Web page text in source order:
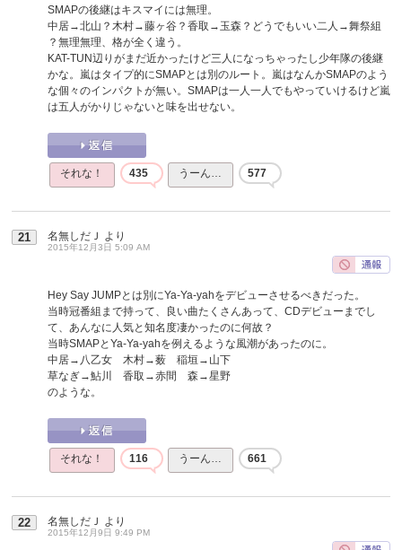
SMAPの後継はキスマイには無理。
中居→北山？木村→藤ヶ谷？香取→玉森？どうでもいい二人→舞祭組
？無理無理、格が全く違う。
KAT-TUN辺りがまだ近かったけど三人になっちゃったし少年隊の後継
かな。嵐はタイプ的にSMAPとは別のルート。嵐はなんかSMAPのよう
な個々のインパクトが無い。SMAPは一人一人でもやっていけるけど嵐
は五人がかりじゃないと味を出せない。
それな！ 435 うーん… 577
21 名無しだＪ より
2015年12月3日 5:09 AM
Hey Say JUMPとは別にYa-Ya-yahをデビューさせるべきだった。
当時冠番組まで持って、良い曲たくさんあって、CDデビューまでし
て、あんなに人気と知名度凄かったのに何故？
当時SMAPとYa-Ya-yahを例えるような風潮があったのに。
中居→八乙女 木村→薮 稲垣→山下
草なぎ→鮎川 香取→赤間 森→星野
のような。
それな！ 116 うーん… 661
22 名無しだＪ より
2015年12月9日 9:49 PM